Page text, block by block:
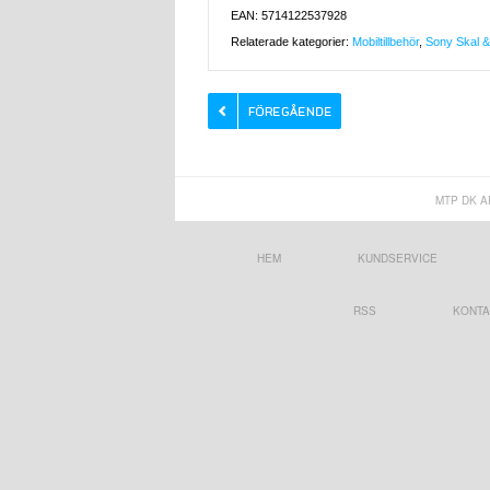
EAN: 5714122537928
Relaterade kategorier: Mobiltillbehör, Sony Skal
MTP DK
HEM KUNDSERVICE
RSS